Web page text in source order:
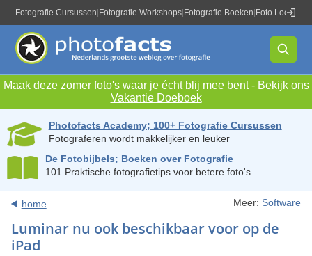
Fotografie Cursussen Fotografie Workshops Fotografie Boeken Foto Locaties
Maak deze zomer foto's waar je écht blij mee bent - Bekijk ons
Vakantie Doeboek
Photofacts Academy; 100+ Fotografie Cursussen
Fotograferen wordt makkelijker en leuker
De Fotobijbels; Boeken over Fotografie
101 Praktische fotografietips voor betere foto's
home Meer: Software
Luminar nu ook beschikbaar voor op de
iPad